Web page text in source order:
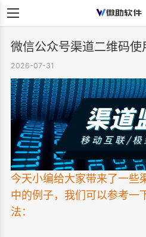
微信公众号渠道二维码使
2026-07-31
今天小编给大家带来了一些
中的例子，我们可以参考一
法：